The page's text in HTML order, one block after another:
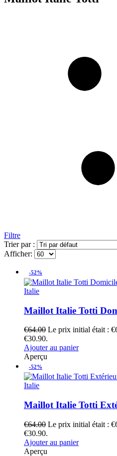
Filtre
Trier par :
Afficher:
-52%
Italie
Maillot Italie Totti
€64.00 Le prix initial était :
€30.90.
Ajouter au panier
Aperçu
-52%
Italie
Maillot Italie Totti
€64.00 Le prix initial était :
€30.90.
Ajouter au panier
Aperçu